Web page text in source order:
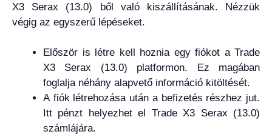
X3 Serax (13.0) ből való kiszállításának. Nézzük
végig az egyszerű lépéseket.
Először is létre kell hoznia egy fiókot a Trade
X3 Serax (13.0) platformon. Ez magában
foglalja néhány alapvető információ kitöltését.
A fiók létrehozása után a befizetés részhez jut.
Itt pénzt helyezhet el Trade X3 Serax (13.0)
számlájára.